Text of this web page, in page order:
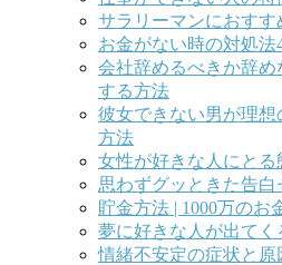
サラリーマンにおすす
お金がない時の対処法
会社辞めるべきか辞
する方法
彼女できない男が理
方法
女性が好きな人にとる
思わずグッときた告
貯金方法 | 1000万のお
夢に好きな人が出てく
情緒不安定の症状と原